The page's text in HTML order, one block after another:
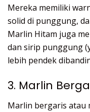
Mereka memiliki
solid di punggung,
Marlin Hitam juga
dan sirip punggung
lebih pendek
3. Marlin
Marlin bergaris atau